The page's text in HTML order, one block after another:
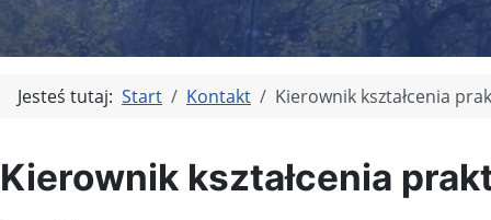
Jesteś tutaj: Start Kontakt Kierownik kształcenia
Kierownik kształcenia